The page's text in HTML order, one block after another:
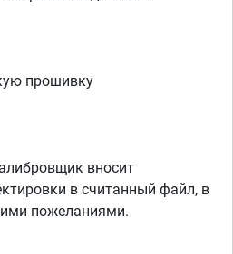
прошивку
вносит
в считанный файл, в
пожеланиями.